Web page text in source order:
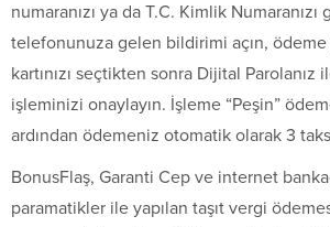
numaranızı ya da T.C. Kimlik
telefonunuza gelen bildirimi açın, ödeme
kartınızı seçtikten sonra Dijital Parolanız
işleminizi onaylayın. İşleme “Peşin”
ardından ödemeniz otomatik olarak 3
BonusFlaş, Garanti Cep ve internet
paramatikler ile yapılan taşıt vergi